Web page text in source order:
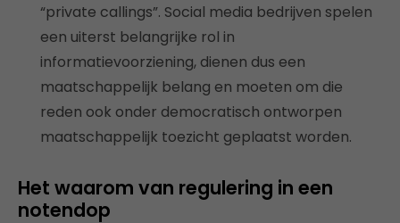
“private callings”. Social media bedrijven spelen
een uiterst belangrijke rol in
informatievoorziening, dienen dus een
maatschappelijk belang en moeten om die
reden ook onder democratisch ontworpen
maatschappelijk toezicht geplaatst worden.
Het waarom van regulering in een
notendop